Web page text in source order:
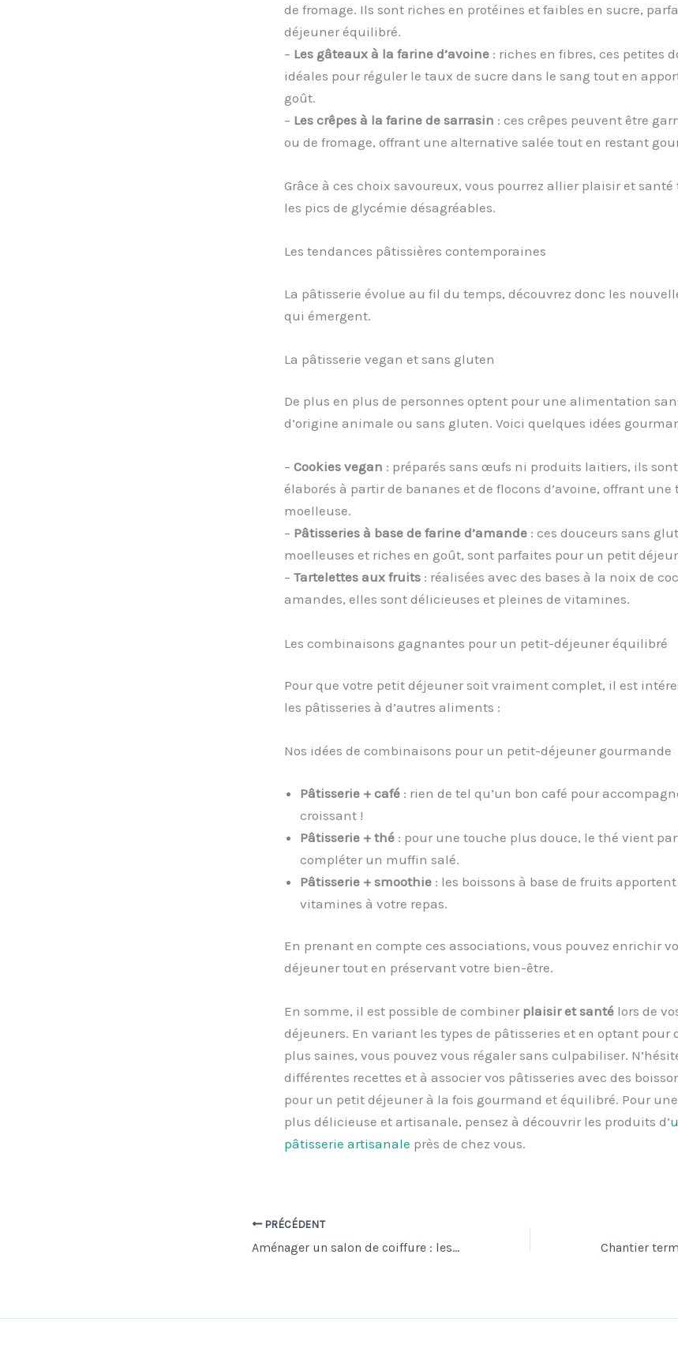
de fromage. Ils sont riches en protéines et faibles en sucre,
déjeuner équilibré.
– Les gâteaux à la farine d’avoine: riches en fibres, ces petites
idéales pour réguler le taux de sucre dans le sang tout en
goût.
– Les crêpes à la farine de sarrasin : ces crêpes peuvent être
ou de fromage, offrant une alternative salée tout en restant
Grâce à ces choix savoureux, vous pourrez allier plaisir et
les pics de glycémie désagréables.
Les tendances pâtissières contemporaines
La pâtisserie évolue au fil du temps, découvrez donc les
qui émergent.
La pâtisserie vegan et sans gluten
De plus en plus de personnes optent pour une alimentation
d’origine animale ou sans gluten. Voici quelques idées
– Cookies vegan : préparés sans œufs ni produits laitiers, ils
élaborés à partir de bananes et de flocons d’avoine, offrant une
moelleuse.
– Pâtisseries à base de farine d’amande: ces douceurs sans
moelleuses et riches en goût, sont parfaites pour un petit
– Tartelettes aux fruits: réalisées avec des bases à la noix de
amandes, elles sont délicieuses et pleines de vitamines.
Les combinaisons gagnantes pour un petit-déjeuner équilibré
Pour que votre petit déjeuner soit vraiment complet, il est
les pâtisseries à d’autres aliments :
Nos idées de combinaisons pour un petit-déjeuner gourmande
Pâtisserie + café: rien de tel qu’un bon café pour
croissant !
Pâtisserie + thé: pour une touche plus douce, le thé vient
compléter un muffin salé.
Pâtisserie + smoothie: les boissons à base de fruits
vitamines à votre repas.
En prenant en compte ces associations, vous pouvez enrichir
déjeuner tout en préservant votre bien-être.
En somme, il est possible de combiner plaisir et santélors de
déjeuners. En variant les types de pâtisseries et en optant pour
plus saines, vous pouvez vous régaler sans culpabiliser.
différentes recettes et à associer vos pâtisseries avec des
pour un petit déjeuner à la fois gourmand et équilibré. Pour
plus délicieuse et artisanale, pensez à découvrir les produits d’
pâtisserie artisanale près de chez vous.
PRÉCÉDENT
Aménager un salon de coiffure : les mobiliers essentiels à prévoir